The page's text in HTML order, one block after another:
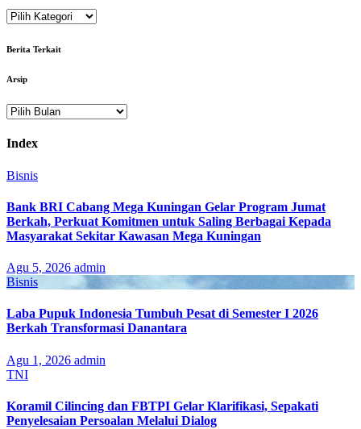
Kategori
Berita Terkait
Arsip
Arsip
Index
Bisnis
Bank BRI Cabang Mega Kuningan Gelar Program Jumat
Berkah, Perkuat Komitmen untuk Saling Berbagai Kepada
Masyarakat Sekitar Kawasan Mega Kuningan
Agu 5, 2026 admin
Bisnis
Laba Pupuk Indonesia Tumbuh Pesat di Semester I 2026
Berkah Transformasi Danantara
Agu 1, 2026 admin
TNI
Koramil Cilincing dan FBTPI Gelar Klarifikasi, Sepakati
Penyelesaian Persoalan Melalui Dialog